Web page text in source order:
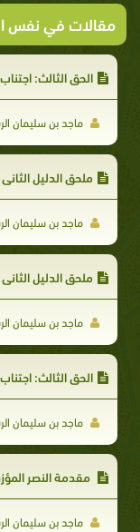
مقالات في نفس
الحق الثالث:
ماجد بن سليمان
ملحق الدليل
ماجد بن سليمان
ملحق الدليل
ماجد بن سليمان
الحق الثالث:
ماجد بن سليمان
مقدمة النصر المؤزر للنبـي الموقر وهو
ماجد بن سليمان